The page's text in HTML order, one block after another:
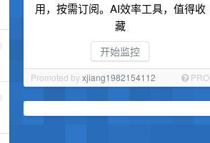
用，按需订阅。AI效率工具，值得收
藏
开始监控
Promoted byxjiang1982154112 PRO